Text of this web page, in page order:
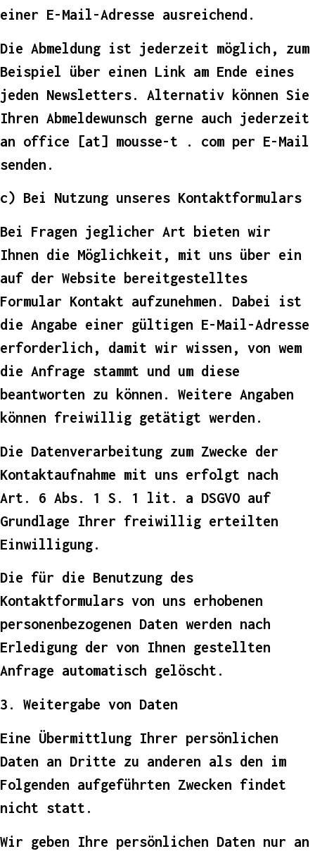
einer E-Mail-Adresse ausreichend.
Die Abmeldung ist jederzeit möglich, zum
Beispiel über einen Link am Ende eines
jeden Newsletters. Alternativ können Sie
Ihren Abmeldewunsch gerne auch jederzeit
an office [at] mousse-t . com per E-Mail
senden.
c) Bei Nutzung unseres Kontaktformulars
Bei Fragen jeglicher Art bieten wir
Ihnen die Möglichkeit, mit uns über ein
auf der Website bereitgestelltes
Formular Kontakt aufzunehmen. Dabei ist
die Angabe einer gültigen E-Mail-Adresse
erforderlich, damit wir wissen, von wem
die Anfrage stammt und um diese
beantworten zu können. Weitere Angaben
können freiwillig getätigt werden.
Die Datenverarbeitung zum Zwecke der
Kontaktaufnahme mit uns erfolgt nach
Art. 6 Abs. 1 S. 1 lit. a DSGVO auf
Grundlage Ihrer freiwillig erteilten
Einwilligung.
Die für die Benutzung des
Kontaktformulars von uns erhobenen
personenbezogenen Daten werden nach
Erledigung der von Ihnen gestellten
Anfrage automatisch gelöscht.
3. Weitergabe von Daten
Eine Übermittlung Ihrer persönlichen
Daten an Dritte zu anderen als den im
Folgenden aufgeführten Zwecken findet
nicht statt.
Wir geben Ihre persönlichen Daten nur an